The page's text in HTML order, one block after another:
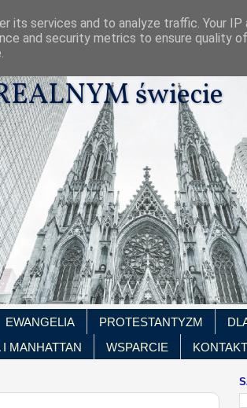
świecie
EWANGELIA PROTESTANTYZM
I MANHATTAN WSPARCIE KONTAKT
its services and to analyze traffic. Your IP
and security metrics to ensure quality